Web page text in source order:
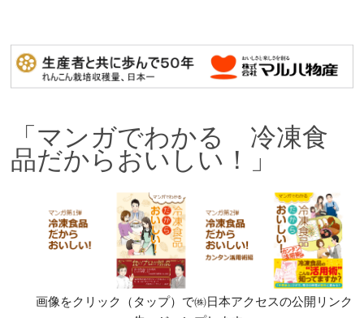
「マンガでわかる 冷凍食
品だからおいしい！」
画像をクリック（タップ）で㈱日本アクセスの公開リンク